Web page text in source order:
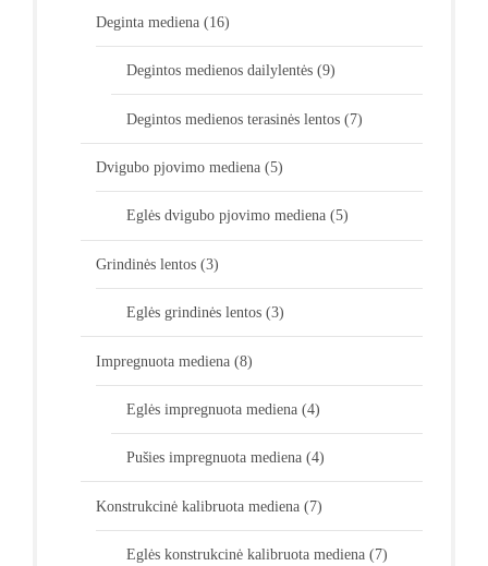
Deginta mediena (16)
Degintos medienos dailylentės (9)
Degintos medienos terasinės lentos (7)
Dvigubo pjovimo mediena (5)
Eglės dvigubo pjovimo mediena (5)
Grindinės lentos (3)
Eglės grindinės lentos (3)
Impregnuota mediena (8)
Eglės impregnuota mediena (4)
Pušies impregnuota mediena (4)
Konstrukcinė kalibruota mediena (7)
Eglės konstrukcinė kalibruota mediena (7)